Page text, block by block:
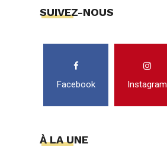
SUIVEZ-NOUS
Facebook Instagram
À LA UNE